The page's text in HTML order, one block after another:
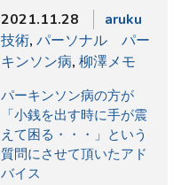
2021.11.28
aruku
技術, パーソナル パー
キンソン病, 柳澤メモ
パーキンソン病の方が
「小銭を出す時に手が震
えて困る・・・」という
質問にさせて頂いたアド
バイス